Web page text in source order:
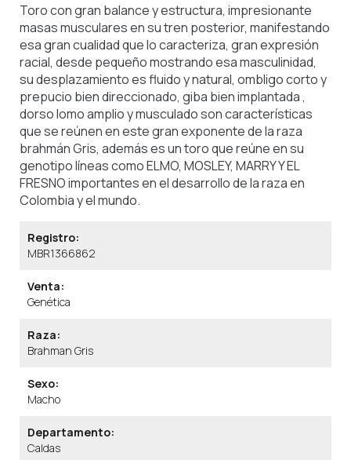
Toro con gran balance y estructura, impresionante
masas musculares en su tren posterior, manifestando
esa gran cualidad que lo caracteriza, gran expresión
racial, desde pequeño mostrando esa masculinidad,
su desplazamiento es fluido y natural, ombligo corto y
prepucio bien direccionado, giba bien implantada ,
dorso lomo amplio y musculado son características
que se reúnen en este gran exponente de la raza
brahmán Gris, además es un toro que reúne en su
genotipo líneas como ELMO, MOSLEY, MARRY Y EL
FRESNO importantes en el desarrollo de la raza en
Colombia y el mundo.
Registro:
MBR1366862
Venta:
Genética
Raza:
Brahman Gris
Sexo:
Macho
Departamento:
Caldas